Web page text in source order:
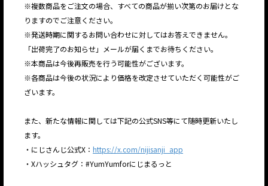
※複数商品をご注文の場合、すべての商品が揃い次第のお届けとな
りますのでご注意ください。
※発送時期に関するお問い合わせに対してはお答えできません。
「出荷完了のお知らせ」メールが届くまでお待ちください。
※本商品は今後再販売を行う可能性がございます。
※各商品は今後の状況により価格を改定させていただく可能性がご
ざいます。
また、新たな情報に関しては下記の公式SNS等にて随時更新いたし
ます。
・にじさんじ公式X： https://x.com/nijisanji_app
・Xハッシュタグ：#YumYumforにじまるっと